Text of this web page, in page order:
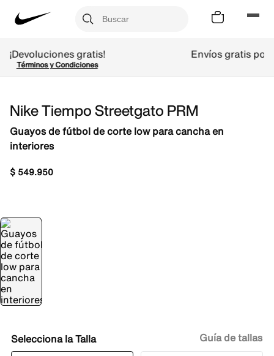
Envíos gratis por compras superiores a $299.900
Nike Tiempo Streetgato PRM
Guayos de fútbol de corte low para cancha en
interiores
$ 549.950
Talla Guía de tallas